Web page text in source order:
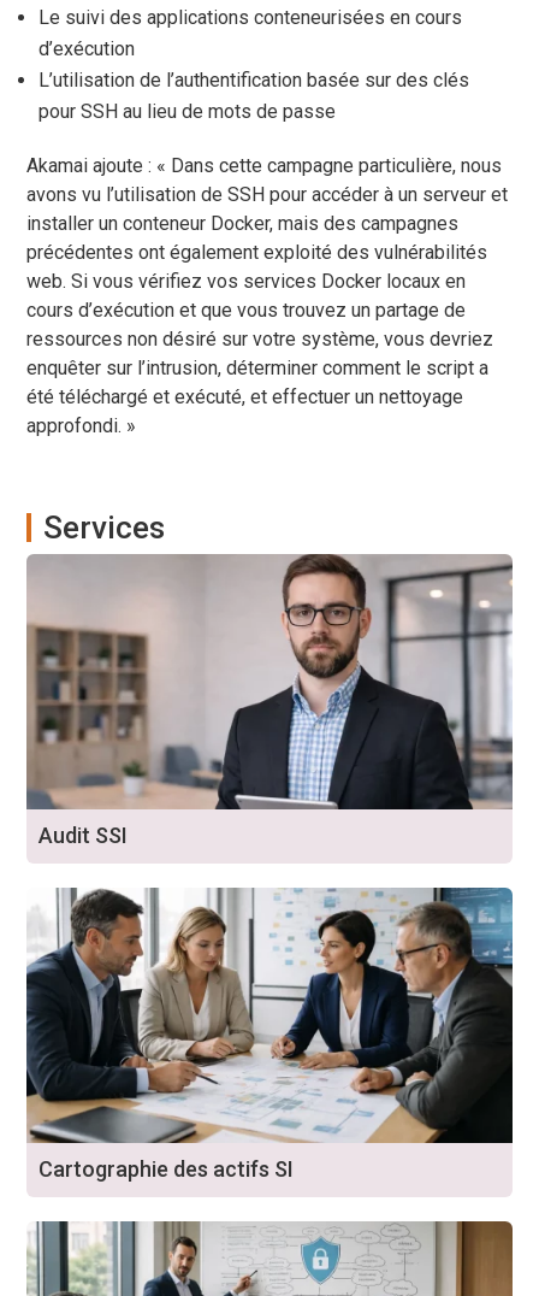
Le suivi des applications conteneurisées en cours
d’exécution
L’utilisation de l’authentification basée sur des clés
pour SSH au lieu de mots de passe
Akamai ajoute : « Dans cette campagne particulière, nous
avons vu l’utilisation de SSH pour accéder à un serveur et
installer un conteneur Docker, mais des campagnes
précédentes ont également exploité des vulnérabilités
web. Si vous vérifiez vos services Docker locaux en
cours d’exécution et que vous trouvez un partage de
ressources non désiré sur votre système, vous devriez
enquêter sur l’intrusion, déterminer comment le script a
été téléchargé et exécuté, et effectuer un nettoyage
approfondi. »
Services
Audit SSI
Cartographie des actifs SI